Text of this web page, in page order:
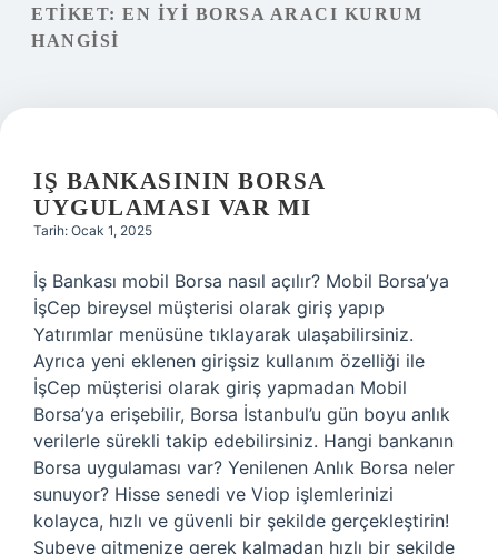
Hakkımızda
ETIKET: EN IYI BORSA ARACI KURUM
HANGISI
IŞ BANKASININ BORSA
UYGULAMASI VAR MI
Tarih: Ocak 1, 2025
İş Bankası mobil Borsa nasıl açılır? Mobil Borsa’ya
İşCep bireysel müşterisi olarak giriş yapıp
Yatırımlar menüsüne tıklayarak ulaşabilirsiniz.
Ayrıca yeni eklenen girişsiz kullanım özelliği ile
İşCep müşterisi olarak giriş yapmadan Mobil
Borsa’ya erişebilir, Borsa İstanbul’u gün boyu anlık
verilerle sürekli takip edebilirsiniz. Hangi bankanın
Borsa uygulaması var? Yenilenen Anlık Borsa neler
sunuyor? Hisse senedi ve Viop işlemlerinizi
kolayca, hızlı ve güvenli bir şekilde gerçekleştirin!
Şubeye gitmenize gerek kalmadan hızlı bir şekilde